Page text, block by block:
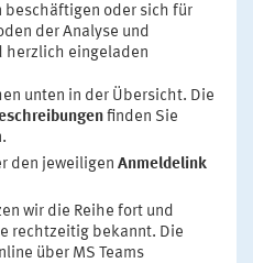
beschäftigen oder sich für
der Analyse und
herzlich eingeladen
unten in der Übersicht. Die
finden Sie
den jeweiligen Anmeldelink
wir die Reihe fort und
rechtzeitig bekannt. Die
über MS Teams